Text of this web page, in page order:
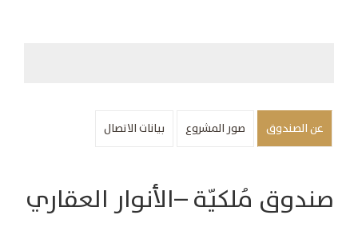
عن الصندوق صور المشروع بيانات الاتصال
صندوق مُلكيّة –الأنوار العقاري